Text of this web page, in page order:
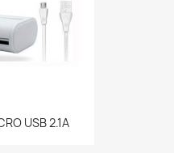
USB 2.1A